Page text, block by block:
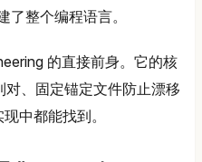
整个编程语言。
的直接前身。它的核
、固定锚定文件防止漂移
中都能找到。